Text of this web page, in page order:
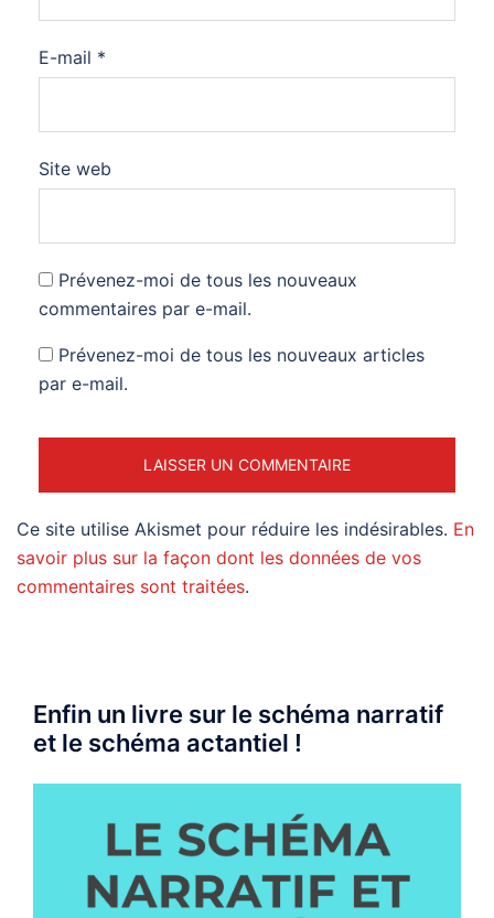
E-mail *
Site web
Prévenez-moi de tous les nouveaux
commentaires par e-mail.
Prévenez-moi de tous les nouveaux articles
par e-mail.
Ce site utilise Akismet pour réduire les indésirables. En
savoir plus sur la façon dont les données de vos
commentaires sont traitées.
Enfin un livre sur le schéma narratif
et le schéma actantiel !